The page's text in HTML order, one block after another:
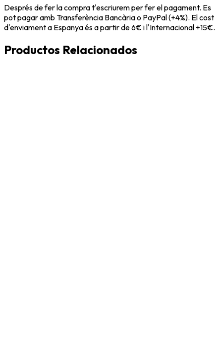
Després de fer la compra t'escriurem per fer el pagament. Es
pot pagar amb Transferència Bancària o PayPal (+4%). El cost
d'enviament a Espanya és a partir de 6€ i l'Internacional +15€.
Productos Relacionados